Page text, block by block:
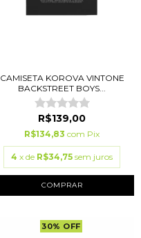
CAMISETA KOROVA VINTONE
BACKSTREET BOYS...
R$139,00
R$134,83 com Pix
4 x de R$34,75 sem juros
COMPRAR
30% OFF